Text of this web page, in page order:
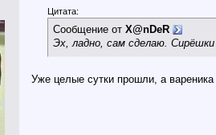
Цитата:
Сообщение от X@nDeR
Эх, ладно, сам сделаю.
Уже целые сутки прошли, а